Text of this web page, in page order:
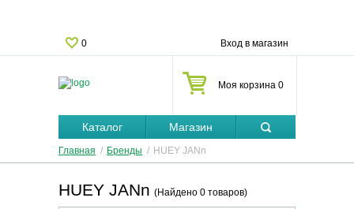
0 Вход в магазин
Моя корзина 0
Каталог Магазин
Главная / Бренды / HUEY JANn
HUEY JANn (Найдено 0 товаров)